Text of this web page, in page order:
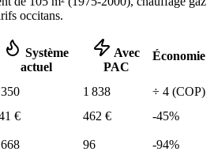
occitans.
Système
actuel
Avec
PAC
Économie
1 838 ÷ 4 (COP)
€ 462 € -45%
96 -94%